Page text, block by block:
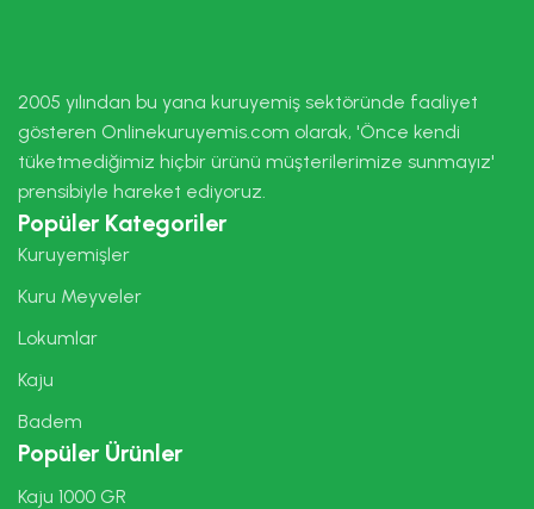
2005 yılından bu yana kuruyemiş sektöründe faaliyet
gösteren Onlinekuruyemis.com olarak, 'Önce kendi
tüketmediğimiz hiçbir ürünü müşterilerimize sunmayız'
prensibiyle hareket ediyoruz.
Popüler Kategoriler
Kuruyemişler
Kuru Meyveler
Lokumlar
Kaju
Badem
Popüler Ürünler
Kaju 1000 GR